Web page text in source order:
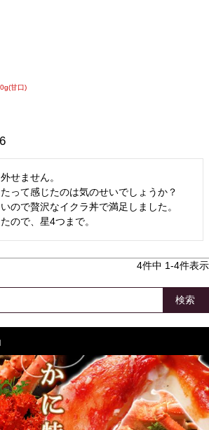
甘口)
せません。
って感じたのは気のせいでしょうか？
ので贅沢なイクラ丼で満足しました。
ので、星4つまで。
4件中 1-4件表示
検索